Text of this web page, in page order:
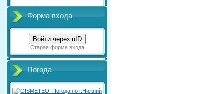
Форма входа
Войти через uID
Старая форма входа
Погода